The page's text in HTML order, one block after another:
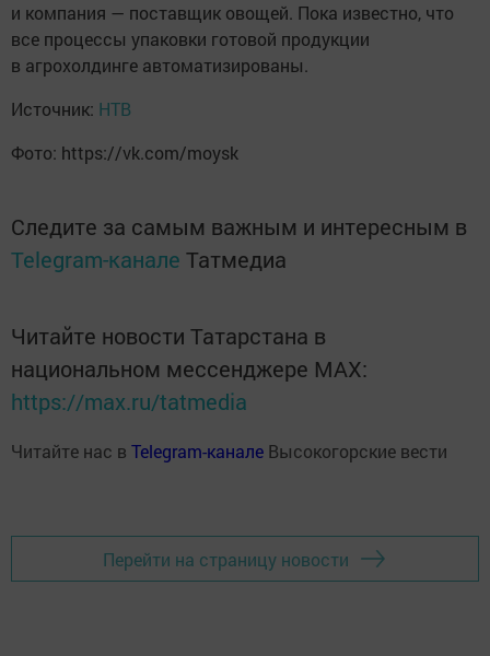
и компания — поставщик овощей. Пока известно, что
все процессы упаковки готовой продукции
в агрохолдинге автоматизированы.
Источник: НТВ
Фото: https://vk.com/moysk
Следите за самым важным и интересным в
Telegram-канале Татмедиа
Читайте новости Татарстана в
национальном мессенджере MАХ:
https://max.ru/tatmedia
Читайте нас в Telegram-канале Высокогорские вести
Перейти на страницу новости